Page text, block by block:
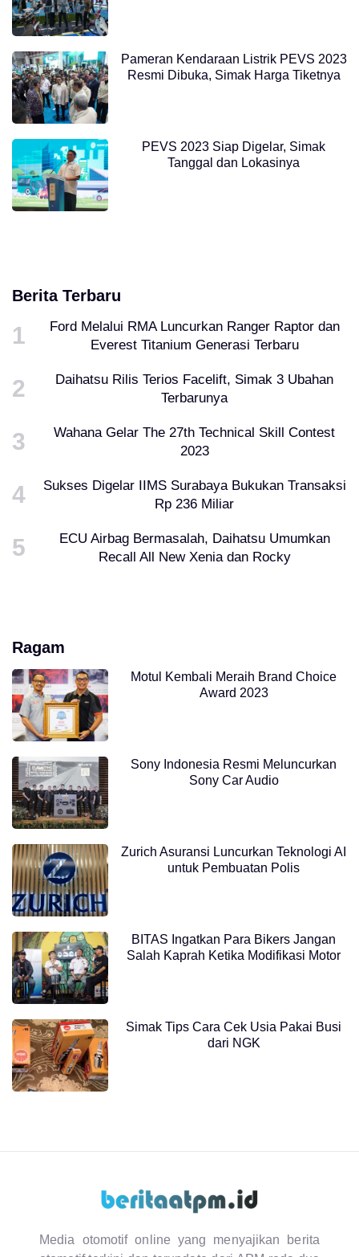
Pameran Kendaraan Listrik PEVS 2023
Resmi Dibuka, Simak Harga Tiketnya
PEVS 2023 Siap Digelar, Simak
Tanggal dan Lokasinya
Berita Terbaru
Ford Melalui RMA Luncurkan Ranger Raptor dan
Everest Titanium Generasi Terbaru
Daihatsu Rilis Terios Facelift, Simak 3 Ubahan
Terbarunya
Wahana Gelar The 27th Technical Skill Contest
2023
Sukses Digelar IIMS Surabaya Bukukan Transaksi
Rp 236 Miliar
ECU Airbag Bermasalah, Daihatsu Umumkan
Recall All New Xenia dan Rocky
Ragam
Motul Kembali Meraih Brand Choice
Award 2023
Sony Indonesia Resmi Meluncurkan
Sony Car Audio
Zurich Asuransi Luncurkan Teknologi AI
untuk Pembuatan Polis
BITAS Ingatkan Para Bikers Jangan
Salah Kaprah Ketika Modifikasi Motor
Simak Tips Cara Cek Usia Pakai Busi
dari NGK
Media otomotif online yang menyajikan berita